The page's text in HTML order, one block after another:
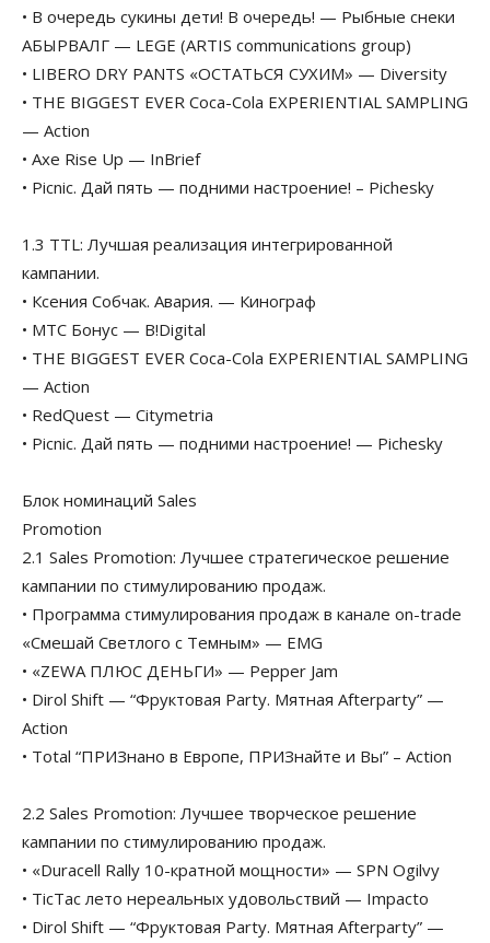
• В очередь сукины дети! В очередь! — Рыбные снеки
АБЫРВАЛГ — LEGE (ARTIS communications group)
• LIBERO DRY PANTS «ОСТАТЬСЯ СУХИМ» — Diversity
• THE BIGGEST EVER Coca-Cola EXPERIENTIAL SAMPLING
— Action
• Axe Rise Up — InBrief
• Picnic. Дай пять — подними настроение! – Pichesky
1.3 TTL: Лучшая реализация интегрированной
кампании.
• Ксения Собчак. Авария. — Кинограф
• МТС Бонус — B!Digital
• THE BIGGEST EVER Coca-Cola EXPERIENTIAL SAMPLING
— Action
• RedQuest — Citymetria
• Picnic. Дай пять — подними настроение! — Pichesky
Блок номинаций Sales
Promotion
2.1 Sales Promotion: Лучшее стратегическое решение
кампании по стимулированию продаж.
• Программа стимулирования продаж в канале on-trade
«Смешай Светлого с Темным» — EMG
• «ZEWA ПЛЮС ДЕНЬГИ» — Pepper Jam
• Dirol Shift — “Фруктовая Party. Мятная Afterparty” —
Action
• Total “ПРИЗнано в Европе, ПРИЗнайте и Вы” – Action
2.2 Sales Promotion: Лучшее творческое решение
кампании по стимулированию продаж.
• «Duracell Rally 10-кратной мощности» — SPN Ogilvy
• TicTac лето нереальных удовольствий — Impacto
• Dirol Shift — “Фруктовая Party. Мятная Afterparty” —